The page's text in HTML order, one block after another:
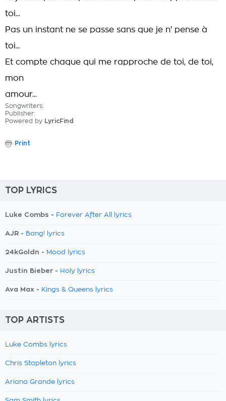
toi...
Pas un instant ne se passe sans que je n' pense à
toi...
Et compte chaque qui me rapproche de toi, de toi,
mon
amour...
Songwriters:
Publisher:
Powered by LyricFind
Print
TOP LYRICS
Luke Combs - Forever After All lyrics
AJR - Bang! lyrics
24kGoldn - Mood lyrics
Justin Bieber - Holy lyrics
Ava Max - Kings & Queens lyrics
TOP ARTISTS
Luke Combs lyrics
Chris Stapleton lyrics
Ariana Grande lyrics